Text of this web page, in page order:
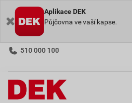
Aplikace DEK
Půjčovna ve vaší kapse.
510 000 100